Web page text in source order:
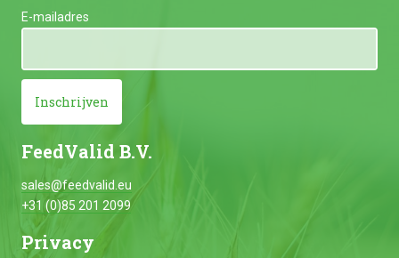
E-mailadres
Inschrijven
FeedValid B.V.
sales@feedvalid.eu
+31 (0)85 201 2099
Privacy